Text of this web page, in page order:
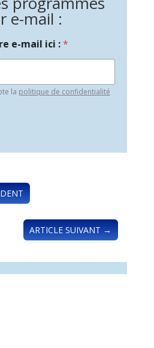
e-mail :
e-mail ici :*
la politique de confidentialité
ARTICLE SUIVANT →